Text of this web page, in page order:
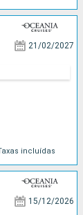
21/02/2027
incluídas
15/12/2026